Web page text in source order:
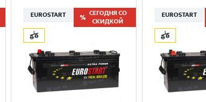
EUROSTART
СЕГОДНЯ СО
СКИДКОЙ
EUROSTART